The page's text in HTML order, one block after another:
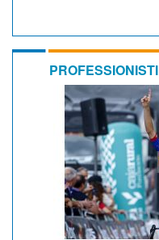
PROFESSIONISTI